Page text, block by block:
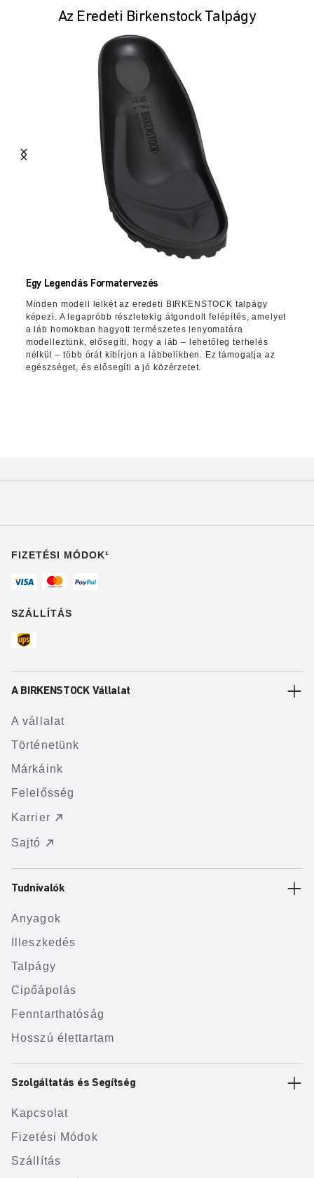
Az Eredeti Birkenstock Talpágy
Egy Legendás Formatervezés
Minden modell lelkét az eredeti BIRKENSTOCK talpágy
képezi. A legapróbb részletekig átgondolt felépítés, amelyet
a láb homokban hagyott természetes lenyomatára
modelleztünk, elősegíti, hogy a láb – lehetőleg terhelés
nélkül – több órát kibírjon a lábbelikben. Ez támogatja az
egészséget, és elősegíti a jó közérzetet.
FIZETÉSI MÓDOK¹
SZÁLLÍTÁS
A BIRKENSTOCK Vállalat
A vállalat
Történetünk
Márkáink
Felelősség
Karrier
Sajtó
Tudnivalók
Anyagok
Illeszkedés
Talpágy
Cipőápolás
Fenntarthatóság
Hosszú élettartam
Szolgáltatás és Segítség
Kapcsolat
Fizetési Módok
Szállítás